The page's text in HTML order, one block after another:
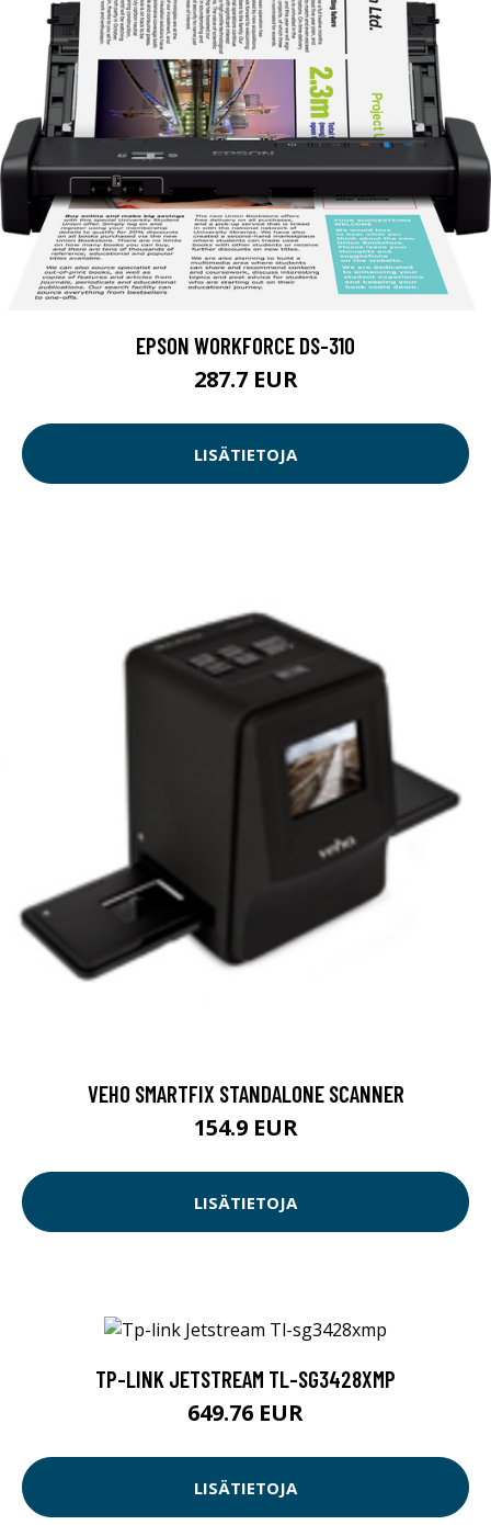
EPSON WORKFORCE DS-310
287.7 EUR
LISÄTIETOJA
VEHO SMARTFIX STANDALONE SCANNER
154.9 EUR
LISÄTIETOJA
TP-LINK JETSTREAM TL-SG3428XMP
649.76 EUR
LISÄTIETOJA